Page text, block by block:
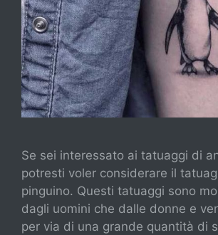
Se sei interessato ai tatuaggi di
potresti voler considerare il
pinguino. Questi tatuaggi sono
dagli uomini che dalle donne e
per via di una grande quantità di